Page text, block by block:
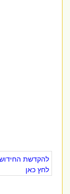
להקדשת החידוש
לחץ כאן